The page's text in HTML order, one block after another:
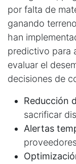
por falta de
ganando
han
predictivo para
evaluar el
decisiones de
Reducción
sacrificar
Alertas